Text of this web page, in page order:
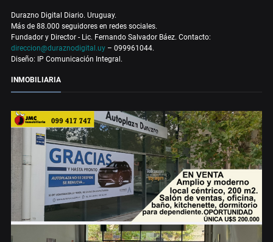
Durazno Digital Diario. Uruguay.
Más de 88.000 seguidores en redes sociales.
Fundador y Director - Lic. Fernando Salvador Báez. Contacto:
direccion@duraznodigital.uy – 099961044.
Diseño: IP Comunicación Integral.
INMOBILIARIA